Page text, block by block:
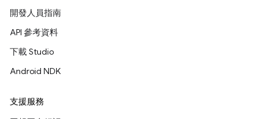
開發人員指南
API 參考資料
下載 Studio
Android NDK
支援服務